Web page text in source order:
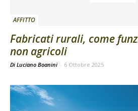
AFFITTO
Fabricati rurali, come
non agricoli
Di Luciano Boanini - 6 Ottobre 2025